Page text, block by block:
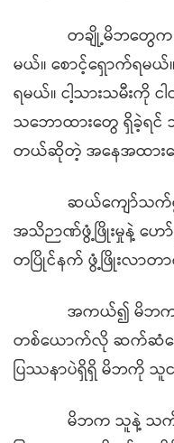
တချို့မိဘတွေက ငါ့
မယ်။ စောင့်ရှောက်ရမ
ရမယ်။ ငါ့သားသမီးကို
သဘောထားတွေ ရှိခဲ့ရင်
တယ်ဆိုတဲ့ အနေအထားတွ
ဆယ်ကျော်သက်ရွယ်
အသိဉာဏ်ဖွံ့ဖြိုးမှုနဲ့ ဟေ
တပြိုင်နက် ဖွံ့ဖြိုးလာတာ
အကယ်၍ မိဘက အဲဒီ
တစ်ယောက်လို ဆက်ဆံပ
ပြဿနာပဲရှိရှိ မိဘကို သူ
မိဘက သူနဲ့ သက်တူ